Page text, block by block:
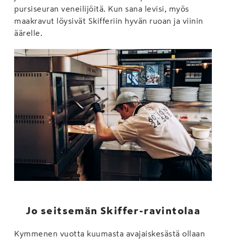
pursiseuran veneilijöitä. Kun sana levisi, myös
maakravut löysivät Skifferiin hyvän ruoan ja viinin
äärelle.
Jo seitsemän Skiffer-ravintolaa
Kymmenen vuotta kuumasta avajaiskesästä ollaan